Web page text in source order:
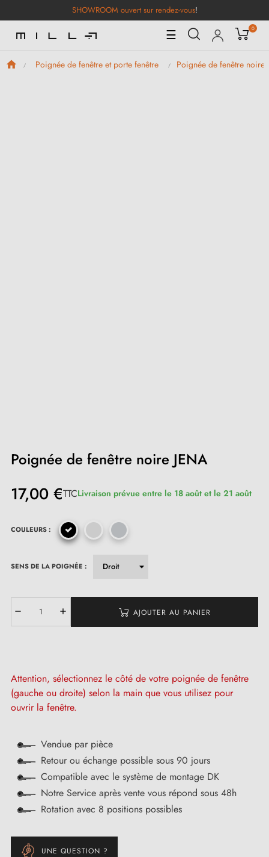
SHOWROOM ouvert sur rendez-vous!
Basculer
la
navigation
☰ 0
Poignée de fenêtre et porte fenêtre Poignée de fenêtre noire
Poignée de fenêtre noire JENA
17,00 €TTCLivraison prévue entre le 18 août et le 21 août
COULEURS :
SENS DE LA POIGNÉE :
AJOUTER AU PANIER
Attention, sélectionnez le côté de votre poignée de fenêtre
(gauche ou droite) selon la main que vous utilisez pour
ouvrir la fenêtre.
Vendue par pièce
Retour ou échange possible sous 90 jours
Compatible avec le système de montage DK
Notre Service après vente vous répond sous 48h
Rotation avec 8 positions possibles
UNE QUESTION ?